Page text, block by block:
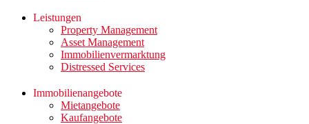
Leistungen
Property Management
Asset Management
Immobilienvermarktung
Distressed Services
Immobilienangebote
Mietangebote
Kaufangebote